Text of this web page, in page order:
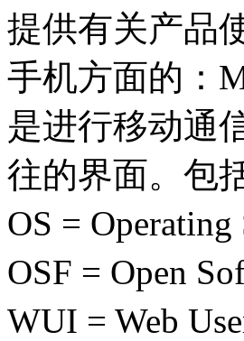
提供有关产品
手机方面的：
是进行移动通
往的界面。包
OS =
OSF = Open
WUI = Web